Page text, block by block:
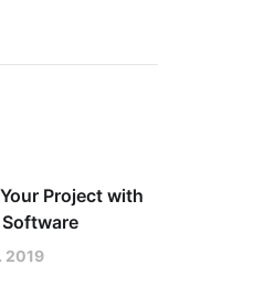
Project with
2019